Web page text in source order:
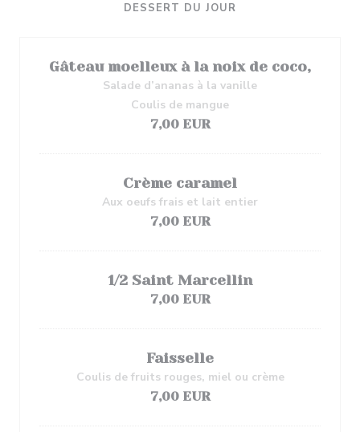
DESSERT DU JOUR
Gâteau moelleux à la noix de coco,
Salade d’ananas à la vanille
Coulis de mangue
7,00 EUR
Crème caramel
Aux oeufs frais et lait entier
7,00 EUR
1/2 Saint Marcellin
7,00 EUR
Faisselle
Coulis de fruits rouges, miel ou crème
7,00 EUR